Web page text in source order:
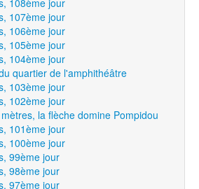
107ème jour
106ème jour
105ème jour
104ème jour
quartier de l'amphithéâtre
103ème jour
102ème jour
la flèche domine Pompidou
101ème jour
100ème jour
99ème jour
98ème jour
97ème jour